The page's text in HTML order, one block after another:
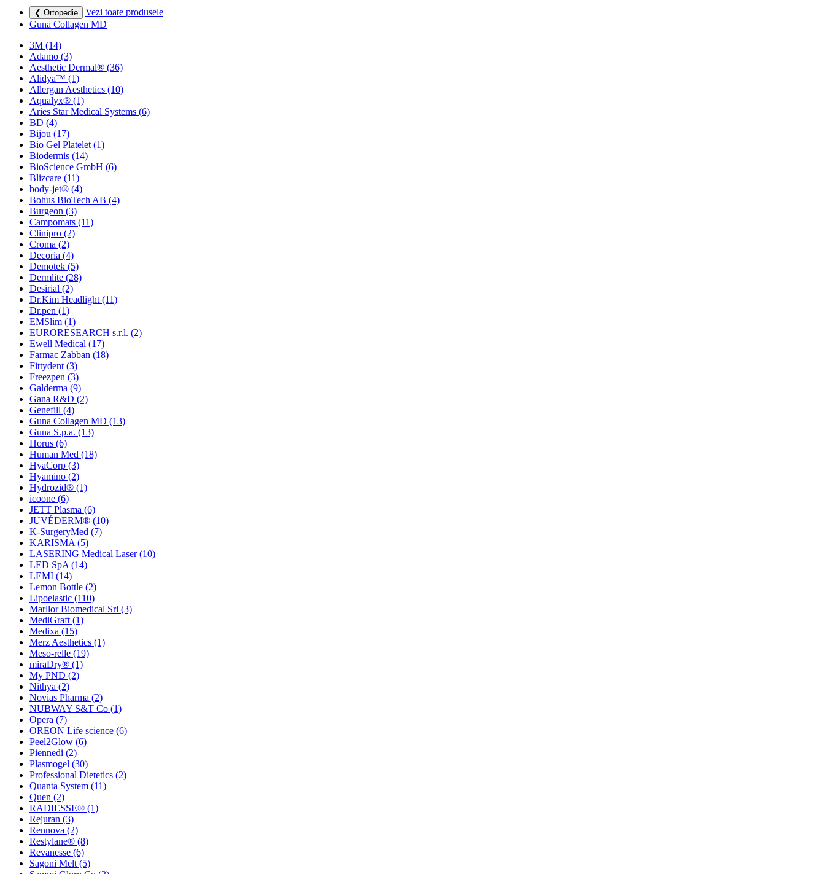
❮ Ortopedie
Vezi toate produsele
Guna Collagen MD
3M (14)
Adamo (3)
Aesthetic Dermal® (36)
Alidya™ (1)
Allergan Aesthetics (10)
Aqualyx® (1)
Aries Star Medical Systems (6)
BD (4)
Bijou (17)
Bio Gel Platelet (1)
Biodermis (14)
BioScience GmbH (6)
Blizcare (11)
body-jet® (4)
Bohus BioTech AB (4)
Burgeon (3)
Campomats (11)
Clinipro (2)
Croma (2)
Decoria (4)
Demotek (5)
Dermlite (28)
Desirial (2)
Dr.Kim Headlight (11)
Dr.pen (1)
EMSlim (1)
EURORESEARCH s.r.l. (2)
Ewell Medical (17)
Farmac Zabban (18)
Fittydent (3)
Freezpen (3)
Galderma (9)
Gana R&D (2)
Genefill (4)
Guna Collagen MD (13)
Guna S.p.a. (13)
Horus (6)
Human Med (18)
HyaCorp (3)
Hyamino (2)
Hydrozid® (1)
icoone (6)
JETT Plasma (6)
JUVÉDERM® (10)
K-SurgeryMed (7)
KARISMA (5)
LASERING Medical Laser(10)
LED SpA (14)
LEMI (14)
Lemon Bottle (2)
Lipoelastic (110)
Marllor Biomedical Srl (3)
MediGraft (1)
Medixa (15)
Merz Aesthetics (1)
Meso-relle (19)
miraDry® (1)
My PND (2)
Nithya (2)
Novias Pharma (2)
NUBWAY S&T Co (1)
Opera (7)
OREON Life science (6)
Peel2Glow (6)
Piennedi (2)
Plasmogel (30)
Professional Dietetics (2)
Quanta System (11)
Quen (2)
RADIESSE® (1)
Rejuran (3)
Rennova (2)
Restylane® (8)
Revanesse (6)
Sagoni Melt (5)